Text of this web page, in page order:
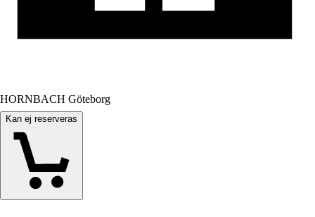
HORNBACH Göteborg
Kan ej reserveras